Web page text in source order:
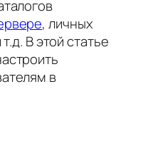
, личных
В этой статье
в